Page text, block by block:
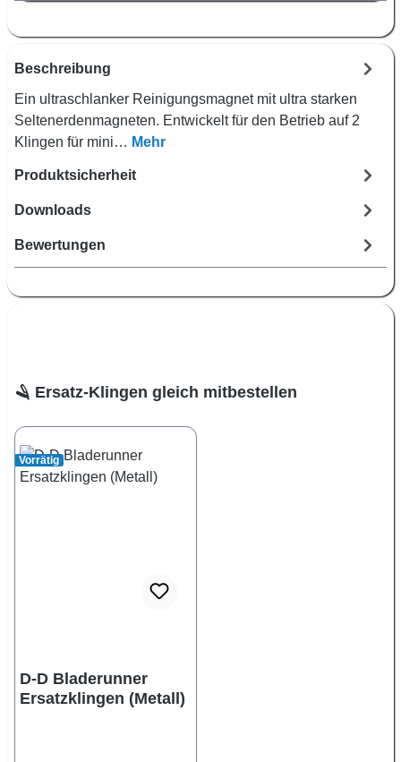
Beschreibung
Ein ultraschlanker Reinigungsmagnet mit ultra starken
Seltenerdenmagneten. Entwickelt für den Betrieb auf 2
Klingen für mini… Mehr
Produktsicherheit
Downloads
Bewertungen
Produktgalerie überspringen
🪒 Ersatz-Klingen gleich mitbestellen
Vorrätig
D-D Bladerunner
Ersatzklingen (Metall)